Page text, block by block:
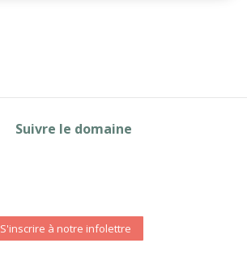
Suivre le domaine
S'inscrire à notre infolettre